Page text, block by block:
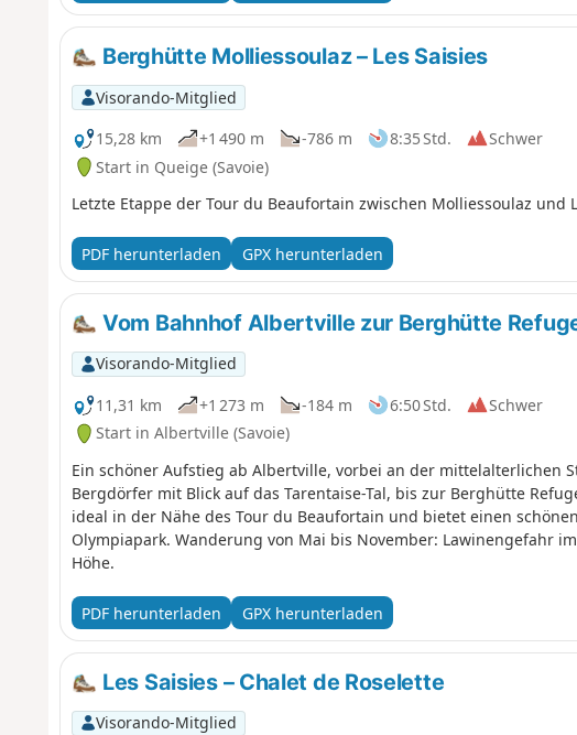
Berghütte Molliessoulaz – Les Saisies
Visorando-Mitglied
15,28 km
+1 490 m -786 m 8:35 Std.
Schwer
Start in Queige (Savoie)
Letzte Etappe der Tour du Beaufortain zwischen Molliessoulaz und
PDF herunterladen GPX herunterladen
Vom Bahnhof Albertville zur Berghütte
Visorando-Mitglied
11,31 km
+1 273 m -184 m 6:50 Std.
Schwer
Start in Albertville (Savoie)
Ein schöner Aufstieg ab Albertville, vorbei an der mittelalterlichen
Bergdörfer mit Blick auf das Tarentaise-Tal, bis zur Berghütte
ideal in der Nähe des Tour du Beaufortain und bietet einen
Olympiapark. Wanderung von Mai bis November: Lawinengefahr
Höhe.
PDF herunterladen GPX herunterladen
Les Saisies – Chalet de Roselette
Visorando-Mitglied